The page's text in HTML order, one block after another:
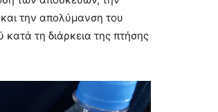
την απολύμανση του
τη διάρκεια της πτήσης